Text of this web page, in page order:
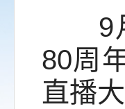
9月
80周
直播